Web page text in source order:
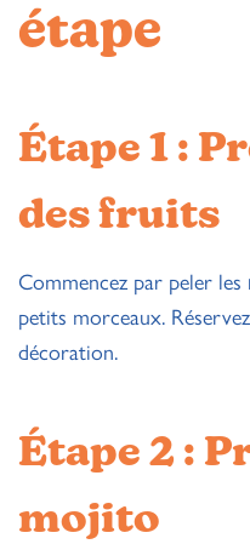
étape
Étape 1 :
des fruits
Commencez par peler les
petits morceaux.
décoration.
Étape 2 :
mojito